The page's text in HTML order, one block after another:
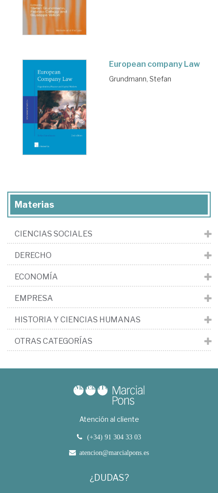
European company Law
Grundmann, Stefan
Materias
CIENCIAS SOCIALES
DERECHO
ECONOMÍA
EMPRESA
HISTORIA Y CIENCIAS HUMANAS
OTRAS CATEGORÍAS
Atención al cliente
(+34) 91 304 33 03
atencion@marcialpons.es
¿DUDAS?